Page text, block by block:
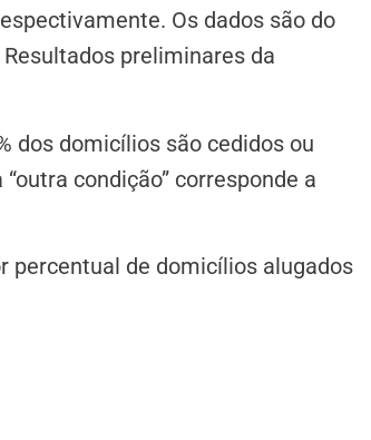
Os dados são do
preliminares da
dos domicílios são cedidos ou
condição” corresponde a
percentual de domicílios alugados